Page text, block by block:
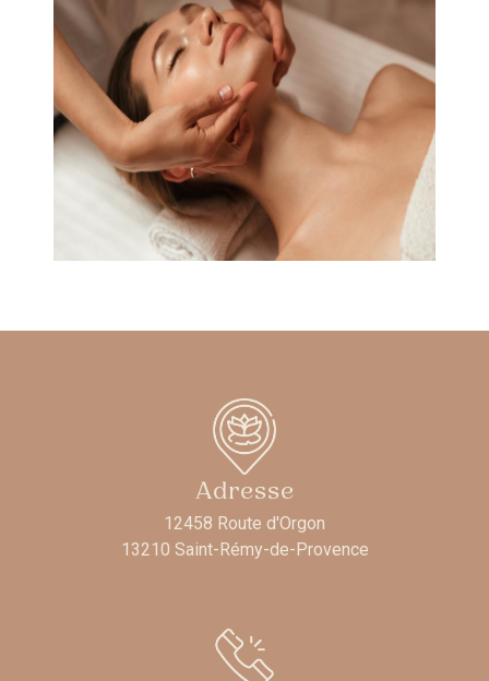
Adresse
12458 Route d'Orgon
13210 Saint-Rémy-de-Provence